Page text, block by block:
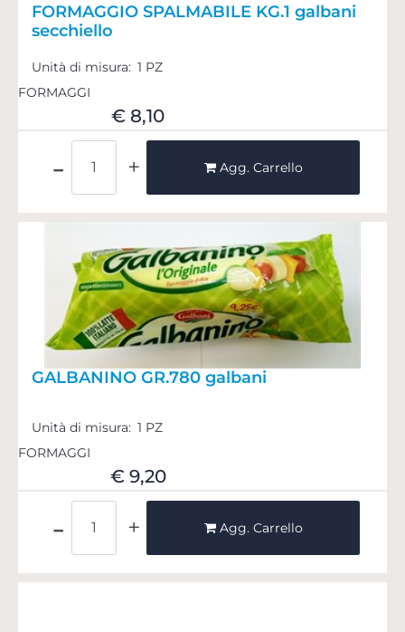
FORMAGGIO SPALMABILE KG.1 galbani
secchiello
Unità di misura: 1 PZ
FORMAGGI
€ 8,10
Agg. Carrello
GALBANINO GR.780 galbani
Unità di misura: 1 PZ
FORMAGGI
€ 9,20
Agg. Carrello